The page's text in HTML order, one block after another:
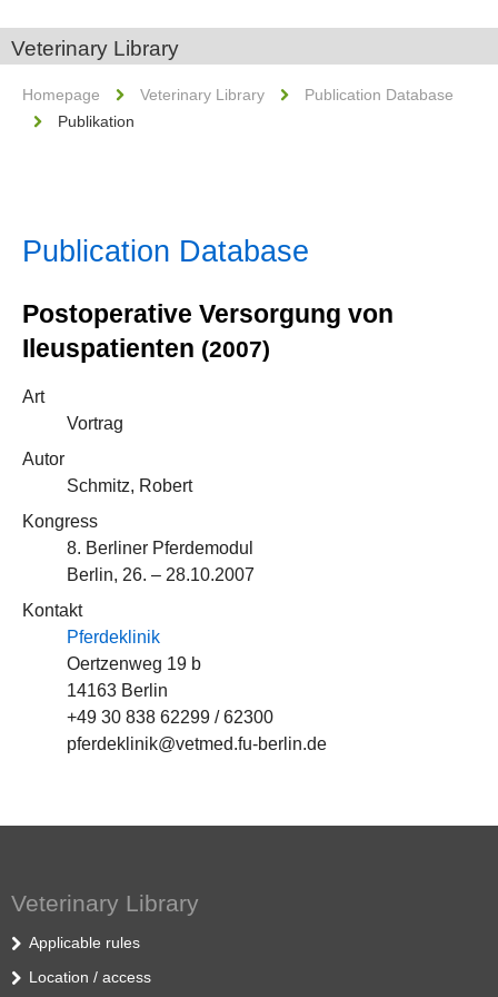
Veterinary Library
Homepage Veterinary Library
Publication Database
Publikation
Publication Database
Postoperative Versorgung von
Ileuspatienten (2007)
Art
Vortrag
Autor
Schmitz, Robert
Kongress
8. Berliner Pferdemodul
Berlin, 26. – 28.10.2007
Kontakt
Pferdeklinik
Oertzenweg 19 b
14163 Berlin
+49 30 838 62299 / 62300
pferdeklinik@vetmed.fu-berlin.de
Veterinary Library
Applicable rules
Location / access